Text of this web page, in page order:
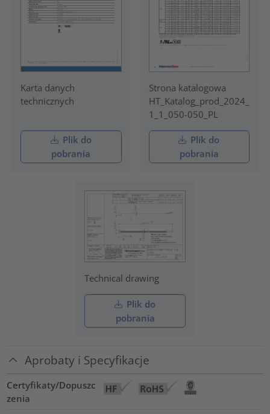
Karta danych
technicznych
Plik do
pobrania
Strona katalogowa
HT_Katalog_prod_2024_
1_1_050-050_PL
Plik do
pobrania
Technical drawing
Plik do
pobrania
Aprobaty i Specyfikacje
Certyfikaty/Dopuszc
zenia